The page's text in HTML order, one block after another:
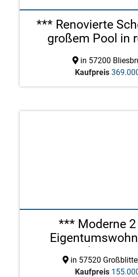
*** Renovierte
großem Pool in
in 57200
Kaufpreis
*** Moderne 2
schöner W
in 57520
Kaufpreis